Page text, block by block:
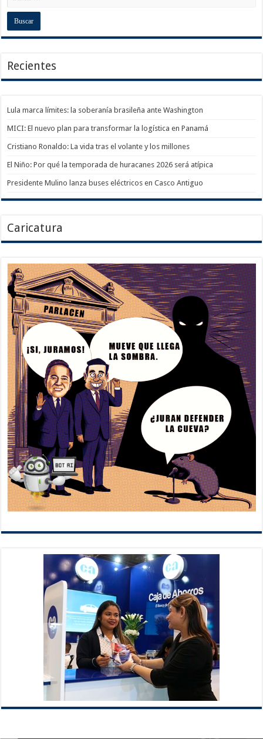
Recientes
Lula marca límites: la soberanía brasileña ante Washington
MICI: El nuevo plan para transformar la logística en Panamá
Cristiano Ronaldo: La vida tras el volante y los millones
El Niño: Por qué la temporada de huracanes 2026 será atípica
Presidente Mulino lanza buses eléctricos en Casco Antiguo
Caricatura